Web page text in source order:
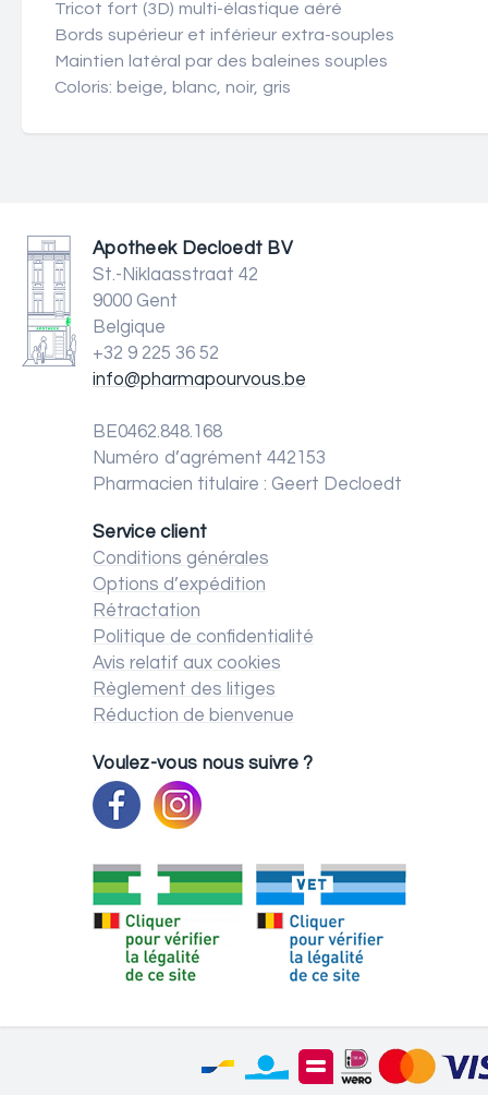
Tricot fort (3D) multi-élastique aéré
Bords supérieur et inférieur extra-souples
Maintien latéral par des baleines souples
Coloris: beige, blanc, noir, gris
Apotheek Decloedt BV
St.-Niklaasstraat 42
9000 Gent
Belgique
+32 9 225 36 52
info@pharmapourvous.be
BE0462.848.168
Numéro d’agrément 442153
Pharmacien titulaire : Geert Decloedt
Service client
Conditions générales
Options d’expédition
Rétractation
Politique de confidentialité
Avis relatif aux cookies
Règlement des litiges
Réduction de bienvenue
Voulez-vous nous suivre ?